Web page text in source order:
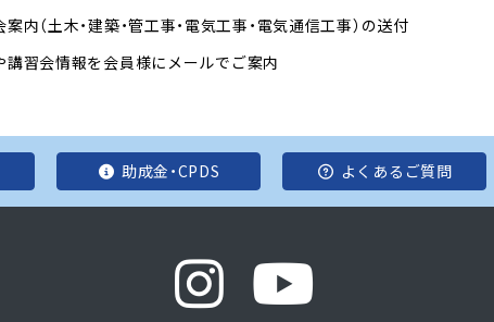
内（土木・建築・管工事・電気工事・電気通信工事）の送付
講習会情報を会員様にメールでご案内
助成金・CPDS よくあるご質問